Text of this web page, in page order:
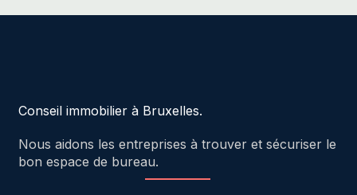
Conseil immobilier à Bruxelles.
Nous aidons les entreprises à trouver et sécuriser le
bon espace de bureau.